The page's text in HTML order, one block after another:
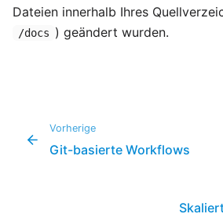
Dateien innerhalb Ihres
/docs ) geändert wurden.
Vorherige
Git-basierte Workflows